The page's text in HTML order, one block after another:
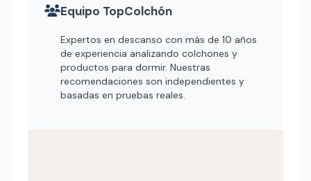
Equipo TopColchón
Expertos en descanso con más de 10 años
de experiencia analizando colchones y
productos para dormir. Nuestras
recomendaciones son independientes y
basadas en pruebas reales.